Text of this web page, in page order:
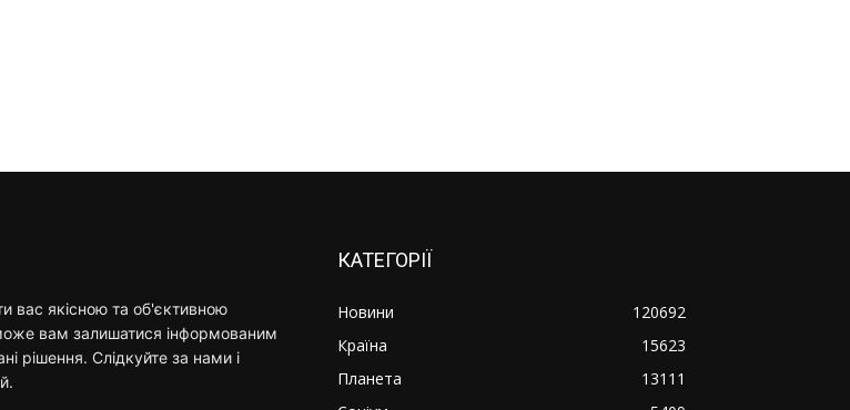
вас якісною та об'єктивною
вам залишатися інформованим
рішення. Слідкуйте за нами і
КАТЕГОРІЇ
Новини
120692
Країна
15623
Планета
13111